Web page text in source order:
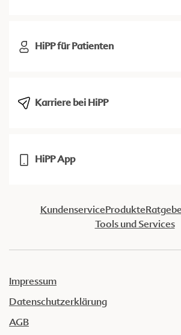
HiPP für Patienten
Karriere bei HiPP
HiPP App
KundenserviceProdukte
Tools und Services
Impressum
Datenschutzerklärung
AGB